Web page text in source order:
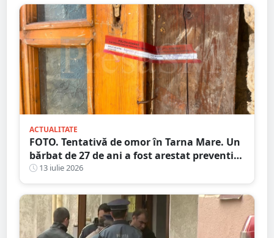
ACTUALITATE
FOTO. Tentativă de omor în Tarna Mare. Un
bărbat de 27 de ani a fost arestat preventiv
după ce și-ar fi atacat concubina cu un cuțit
13 iulie 2026